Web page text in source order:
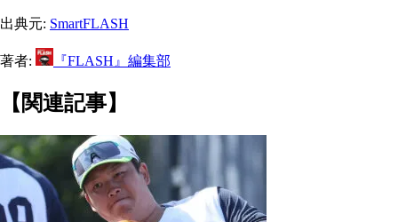
出典元: SmartFLASH
著者: 『FLASH』編集部
【関連記事】